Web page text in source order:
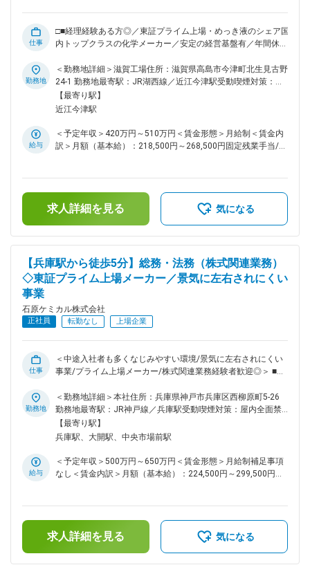
社でご入社された方も多く、風通しがよい組織です。 ■当社の
特徴： 当社は、電子関連分野、自動車用品分野、鉄鋼・化学
料及び機器、自動車用化学製品、工業薬品の四つの事業をバラ
ンスよく展開、全天候型経営を強化中です。絶え間ない「自己
開発」、「商品開発」、「市場開発」の3つの開発を経営理念
とし、「表面の技術を創造する」をテーマに高性能で高品質な
れず新しい角度から製品開発、技術開発に全力傾注しておりま
す。 変更の範囲：会社の定める業務
仕事
□■経理経験ある方◎／東証プライム上場・めっき液のシェア国
内トップクラスの化学メーカー／安定の経営基盤有／年間休日
す。 ■業務詳細： ・製品・商品・販促品の受入、出荷、保管
・輸出製品梱包作業 ・出荷事務およびシステム入力事務 ・出
荷に関する運送会社との折衝および運賃管理 ■当社の特徴： ◇
当社は電子関連分野、自動車用品分野、鉄鋼・化学を中心とす
器、自動車用化学製品、工業薬品の四つの事業をバランスよく
展開、全天候型経営を強化中です。 ◇絶え間ない3つの開発
り出し高い信頼性を追求、更に既成概念に囚われず新しい角度
から製品開発、技術開発に全力傾注しております。 変更の範
囲：会社の定める業務
勤務地
＜勤務地詳細＞滋賀工場住所：滋賀県高島市今津町北生見古野
24-1 勤務地最寄駅：JR湖西線／近江今津駅受動喫煙対策：屋
内全面禁煙変更の範囲：会社の定める事業所
【最寄り駅】
近江今津駅
給与
＜予定年収＞420万円～510万円＜賃金形態＞月給制＜賃金内
訳＞月額（基本給）：218,500円～268,500円固定残業手当/
有＜給与補足＞■昇給：年1回（4月）■賞与：年2回（6月、12
月）※賞与の係数は業績変動あり賃金はあくまでも目安の金額
であり、選考を通じて上下する可能性があります。月給(月額)
求人詳細を見る 気になる
【兵庫駅から徒歩5分】総務・法務（株式関連業務）
◇東証プライム上場メーカー／景気に左右されにくい
事業
石原ケミカル株式会社
正社員 転勤なし 上場企業
仕事
＜中途入社者も多くなじみやすい環境/景気に左右されにくい
事業/プライム上場メーカー/株式関連業務経験者歓迎◎＞ ■業
を募集いたします。これまでのご経験等を踏まえて、下記のよ
うな総務業務全般をご担当いただきます。 ＜具体的には…＞ ●
株式関連業務 ・株主総会招集通知（計算書類以外の書面）の
作成、日程作成、総会運営要領作成、総会シナリオ作成、想定
の作成、役員変更登記申請 ・コーポレートガバナンス業務
（コーポレートガバナンス関連の施策の起案・実施、ガバナン
ルチェック依頼） ・海外事業関連法務 ・子会社を含めたグル
ープ全体の規程整備・運営業務 等 ●サスティナ関連業務 ・
GHG排出量算定（Scope1,2,3）、排出量削減 ・カーボフット
プリント算出検討 ・サプライチェーンの脱炭素化を含む、中
勤務地
＜勤務地詳細＞本社住所：兵庫県神戸市兵庫区西柳原町5-26
勤務地最寄駅：JR神戸線／兵庫駅受動喫煙対策：屋内全面禁
煙変更の範囲：会社の定める事業所
【最寄り駅】
兵庫駅、大開駅、中央市場前駅
給与
＜予定年収＞500万円～650万円＜賃金形態＞月給制補足事項
なし＜賃金内訳＞月額（基本給）：224,500円～299,500円そ
361,500円（一律手当を含む）＜昇給有無＞有＜残業手当＞有
＜給与補足＞■昇給：年1回（4月）■賞与：年2回（6月、12
月）※賞与の係数は業績変動あり賃金はあくまでも目安の金額
求人詳細を見る 気になる